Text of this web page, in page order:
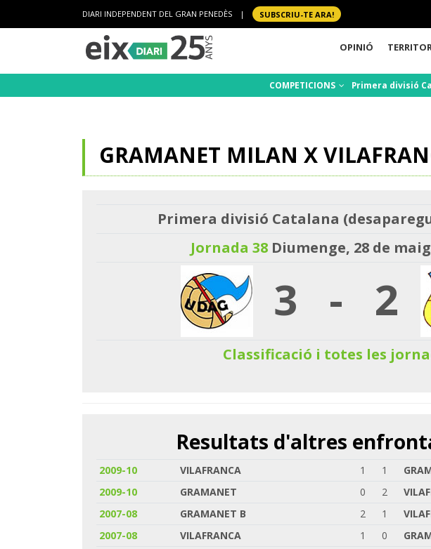
DIARI INDEPENDENT DEL GRAN PENEDÈS | SUBSCRIU-TE ARA!
OPINIÓ
COMPETICIONS Primera divisió
GRAMANET MILAN X
Primera divisió Catalana
Jornada 38 Diumenge, 28 de
3 - 2
Classificació i totes les
Resultats d'altres
2009-10 VILAFRANCA 1 1
2009-10
GRAMANET 0 2
2007-08
GRAMANET B 2 1
2007-08
VILAFRANCA 1 0